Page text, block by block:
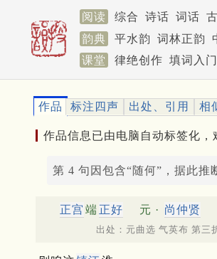
阅读 综合 诗话 词话
韵典
平水韵 词林正韵
课堂
律绝创作 填词入门
作品 标注四声 出处、引用 相
作品信息已由电脑自动标签化，
第 4 句因包含“随何”，据此推
正宫 端 正好 元 · 尚仲贤
出处：元曲选 气英布 第三